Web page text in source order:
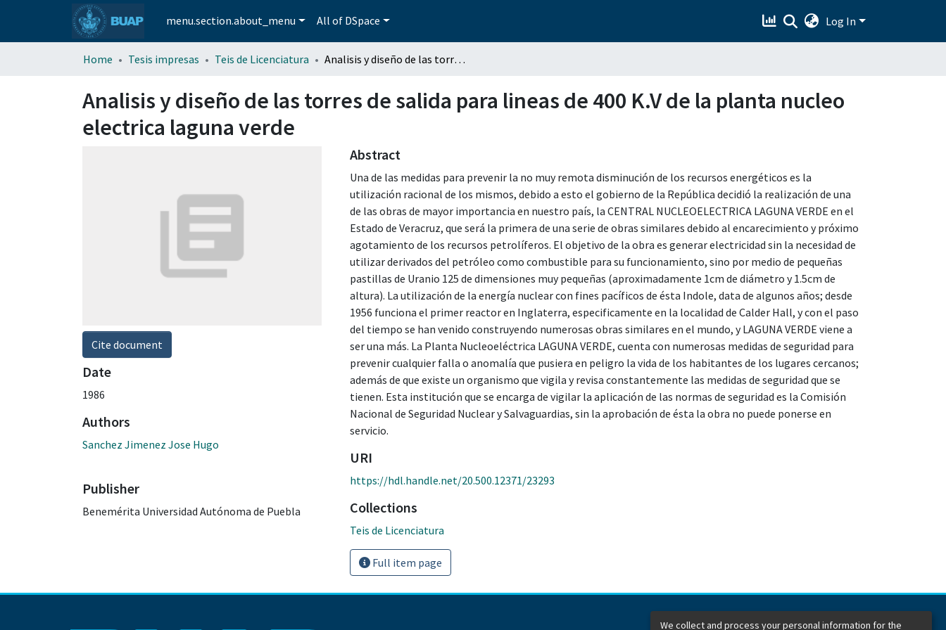
menu.section.about_menu All of DSpace Log In
Home Tesis impresas Teis de Licenciatura Analisis y diseño de las torres de salida para lineas de 400 K.V de la planta nucleo electrica laguna verde
Analisis y diseño de las torres de salida para lineas de 400 K.V de la planta nucleo
electrica laguna verde
Cite document
Date
1986
Authors
Sanchez Jimenez Jose Hugo
Publisher
Benemérita Universidad Autónoma de Puebla
Abstract
Una de las medidas para prevenir la no muy remota disminución de los recursos energéticos es la
utilización racional de los mismos, debido a esto el gobierno de la República decidió la realización de una
de las obras de mayor importancia en nuestro país, la CENTRAL NUCLEOELECTRICA LAGUNA VERDE en el
Estado de Veracruz, que será la primera de una serie de obras similares debido al encarecimiento y próximo
agotamiento de los recursos petrolíferos. El objetivo de la obra es generar electricidad sin la necesidad de
utilizar derivados del petróleo como combustible para su funcionamiento, sino por medio de pequeñas
pastillas de Uranio 125 de dimensiones muy pequeñas (aproximadamente 1cm de diámetro y 1.5cm de
altura). La utilización de la energía nuclear con fines pacíficos de ésta Indole, data de algunos años; desde
1956 funciona el primer reactor en Inglaterra, especificamente en la localidad de Calder Hall, y con el paso
del tiempo se han venido construyendo numerosas obras similares en el mundo, y LAGUNA VERDE viene a
ser una más. La Planta Nucleoeléctrica LAGUNA VERDE, cuenta con numerosas medidas de seguridad para
prevenir cualquier falla o anomalía que pusiera en peligro la vida de los habitantes de los lugares cercanos;
además de que existe un organismo que vigila y revisa constantemente las medidas de seguridad que se
tienen. Esta institución que se encarga de vigilar la aplicación de las normas de seguridad es la Comisión
Nacional de Seguridad Nuclear y Salvaguardias, sin la aprobación de ésta la obra no puede ponerse en
servicio.
URI
https://hdl.handle.net/20.500.12371/23293
Collections
Teis de Licenciatura
Full item page
We collect and process your personal information for the